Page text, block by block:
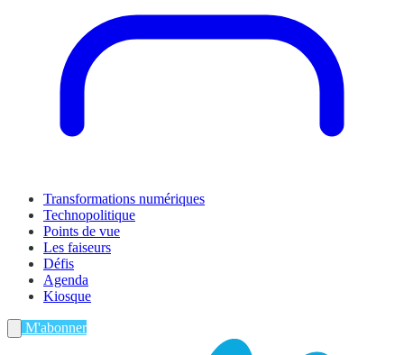
Transformations numériques
Technopolitique
Points de vue
Les faiseurs
Défis
Agenda
Kiosque
M'abonner